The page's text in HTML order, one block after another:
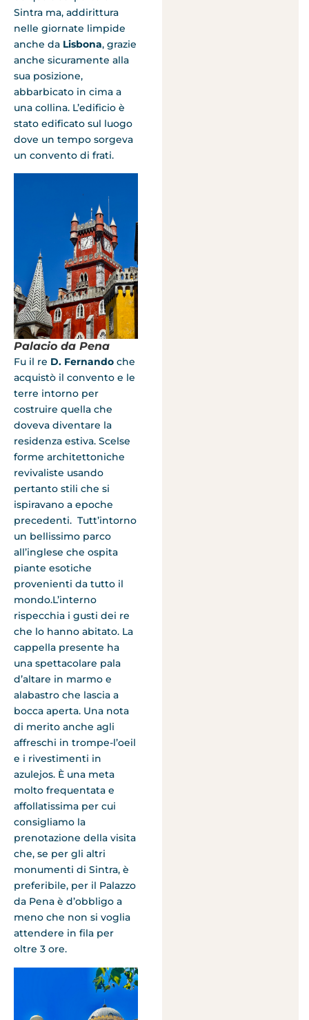
Sintra ma, addirittura
nelle giornate limpide
anche da Lisbona, grazie
anche sicuramente alla
sua posizione,
abbarbicato in cima a
una collina. L’edificio è
stato edificato sul luogo
dove un tempo sorgeva
un convento di frati.
Palacio da Pena
Fu il re D. Fernando che
acquistò il convento e le
terre intorno per
costruire quella che
doveva diventare la
residenza estiva. Scelse
forme architettoniche
revivaliste usando
pertanto stili che si
ispiravano a epoche
precedenti. Tutt’intorno
un bellissimo parco
all’inglese che ospita
piante esotiche
provenienti da tutto il
mondo.L’interno
rispecchia i gusti dei re
che lo hanno abitato. La
cappella presente ha
una spettacolare pala
d’altare in marmo e
alabastro che lascia a
bocca aperta. Una nota
di merito anche agli
affreschi in trompe-l’oeil
e i rivestimenti in
azulejos. È una meta
molto frequentata e
affollatissima per cui
consigliamo la
prenotazione della visita
che, se per gli altri
monumenti di Sintra, è
preferibile, per il Palazzo
da Pena è d’obbligo a
meno che non si voglia
attendere in fila per
oltre 3 ore.